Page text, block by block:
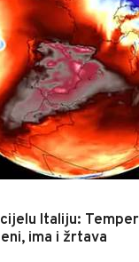
Italiju:
ima i žrtava